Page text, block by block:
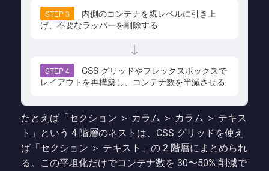
STEP 3
内側のコンテナを親レベルに引き上
げ、不要なラッパーを削除する
↓
STEP 4
CSS グリッドやフレックスボックスで
レイアウトを再構築し、コンテナ数を半減させる
たとえば「セクション ＞ カラム ＞ カラム ＞ テキス
ト」という 4 階層のネストは、CSS グリッドを使え
ば「セクション ＞ テキスト」の 2 階層にまとめられ
る。この平坦化だけでコンテナ数を 30〜50% 削減で